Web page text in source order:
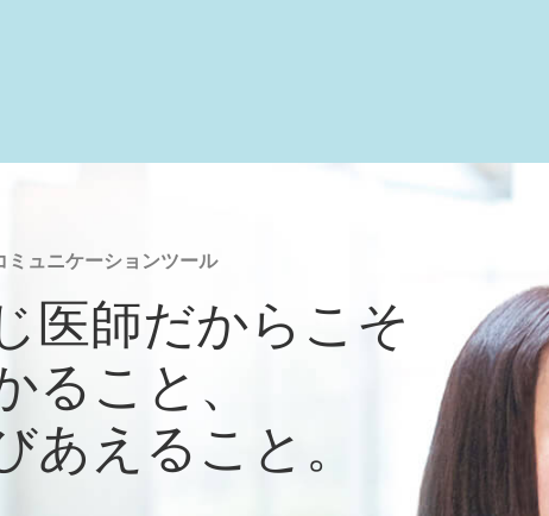
ミュニケーションツール
医師だからこそ
ること、
あえること。